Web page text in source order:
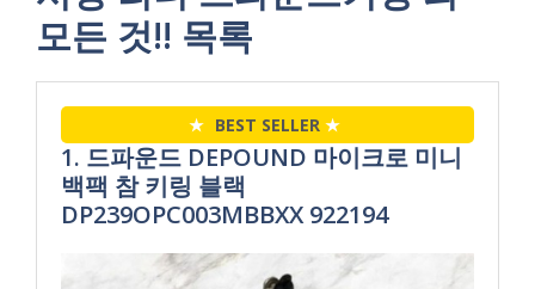
모든 것!! 목록
★ BEST SELLER ★
1. 드파운드 DEPOUND 마이크로 미니
백팩 참 키링 블랙
DP239OPC003MBBXX 922194